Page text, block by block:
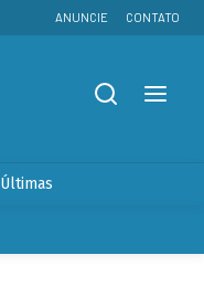
ANUNCIE CONTATO
Últimas